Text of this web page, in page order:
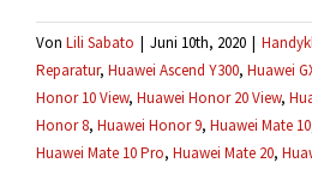
Von Lili Sabato | Juni 10th, 2020 |
Reparatur, Huawei Ascend Y300, Huawei
Honor 10 View, Huawei Honor 20 View,
Honor 8, Huawei Honor 9, Huawei Mate 10
Huawei Mate 10 Pro, Huawei Mate 20,